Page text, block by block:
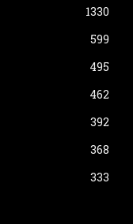
1330
599
495
462
392
368
333